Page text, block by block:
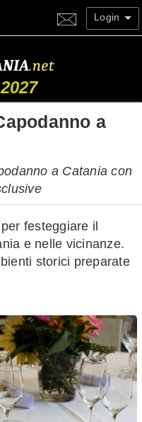
Login
2027
a
a Catania con
festeggiare il
e nelle vicinanze.
storici preparate